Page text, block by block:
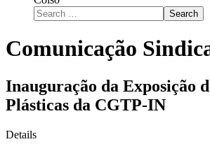
Search
Comunicação
Inauguração da Exposição
Plásticas da CGTP-IN
Details